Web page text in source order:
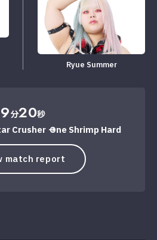
Ryue Summer
9分20秒
Crusher → One Shrimp Hard
match report